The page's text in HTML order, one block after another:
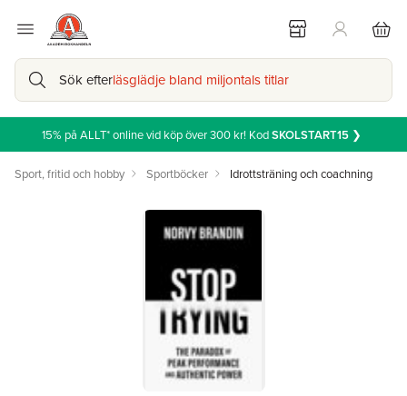
Sök efterläsglädje bland miljontals titlar
15% på ALLT* online vid köp över 300 kr! KodSKOLSTART15 ❯
Sport, fritid och hobby Sportböcker Idrottsträning och coachning